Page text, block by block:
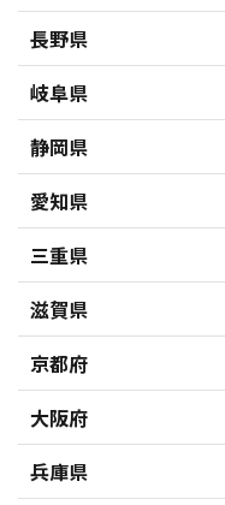
長野県
岐阜県
静岡県
愛知県
三重県
滋賀県
京都府
大阪府
兵庫県